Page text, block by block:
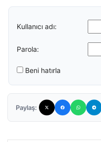
Kullanıcı adı:
Parola:
Beni hatırla
Paylaş: